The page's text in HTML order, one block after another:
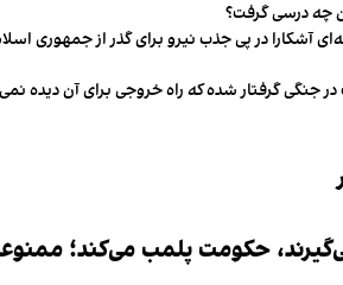
چه درسی گرفت؟
آشکارا در پی جذب نیرو برای گذر از جمهوری
در جنگی گرفتار شده که راه خروجی برای آن دیده
حکومت پلمب می‌کند؛